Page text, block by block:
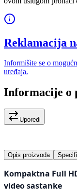
Reklamacija
Informišite se o
uređaja.
Informacije o
Uporedi
Opis proizvoda
Kompaktna Full
video sastanke